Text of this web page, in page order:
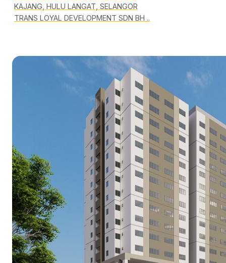
KAJANG, HULU LANGAT, SELANGOR
TRANS LOYAL DEVELOPMENT SDN BH ..